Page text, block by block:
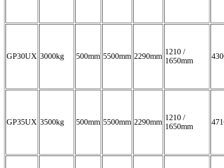
GP30UX 3000kg 500mm 5500mm 2290mm
1210 /
1650mm
GP35UX 3500kg 500mm 5500mm 2290mm
1210 /
1650mm